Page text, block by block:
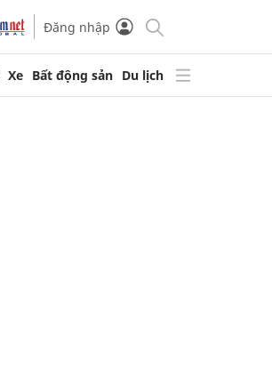
Đăng nhập
Xe Bất động sản Du lịch